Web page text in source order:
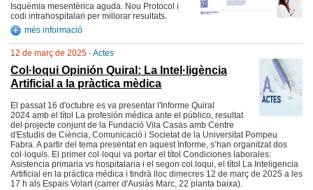
Isquèmia mesentèrica aguda. Nou Protocol i
codi intrahospitalari per millorar resultats.
més informació
12 de març de 2025 -Actes
Col·loqui Opinión Quiral: La Intel·ligència
Artificial a la pràctica mèdica
El passat 16 d'octubre es va presentar l'Informe Quiral
2024 amb el títol La profesión médica ante el público, resultat
del projecte conjunt de la Fundació Vila Casas amb Centre
d'Estudis de Ciència, Comunicació i Societat de la Universitat Pompeu
Fabra. A partir del tema presentat en aquest Informe, s’han organitzat dos
col·loquis. El primer col·loqui va portar el títol Condiciones laborales:
Asistencia primaria vs hospitalaria i el segon col.loqui, el títol La Inteligencia
Artificial en la práctica médica i tindrà lloc dimecres 12 de març de 2025 a les
17 h als Espais Volart (carrer d'Ausiàs Marc, 22 planta baixa).